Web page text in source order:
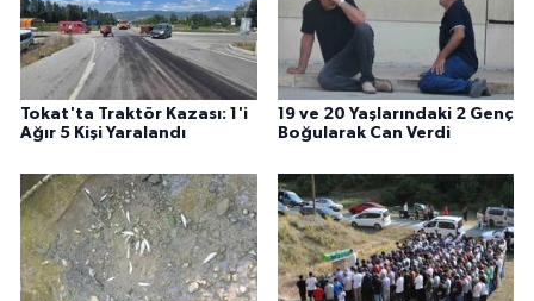
Tokat'ta Traktör Kazası: 1'i
Ağır 5 Kişi Yaralandı
19 ve 20 Yaşlarındaki 2 Genç
Boğularak Can Verdi